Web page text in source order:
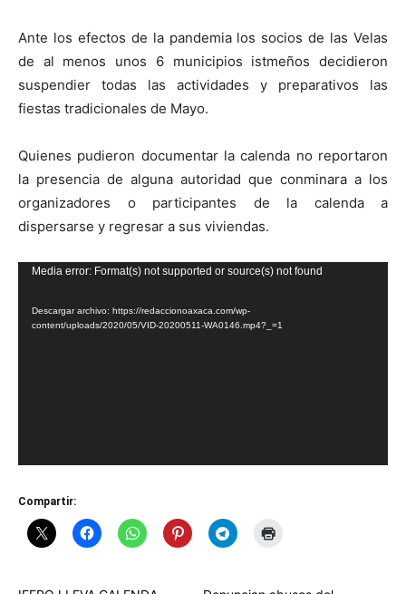
Ante los efectos de la pandemia los socios de las Velas
de al menos unos 6 municipios istmeños decidieron
suspendier todas las actividades y preparativos las
fiestas tradicionales de Mayo.
Quienes pudieron documentar la calenda no reportaron
la presencia de alguna autoridad que conminara a los
organizadores o participantes de la calenda a
dispersarse y regresar a sus viviendas.
Reproductor
vídeo
Media error: Format(s) not supported or source(s) not found
Descargar archivo: https://redaccionoaxaca.com/wp-
content/uploads/2020/05/VID-20200511-WA0146.mp4?_=1
Compartir: